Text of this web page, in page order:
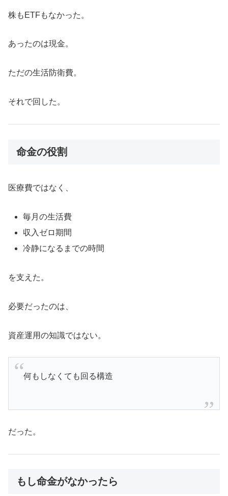
株もETFもなかった。
あったのは現金。
ただの生活防衛費。
それで回した。
命金の役割
医療費ではなく、
毎月の生活費
収入ゼロ期間
冷静になるまでの時間
を支えた。
必要だったのは、
資産運用の知識ではない。
何もしなくても回る構造
だった。
もし命金がなかったら